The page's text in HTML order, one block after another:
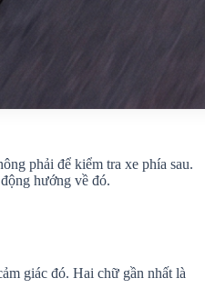
phải để kiểm tra xe phía sau.
hướng về đó.
giác đó. Hai chữ gần nhất là